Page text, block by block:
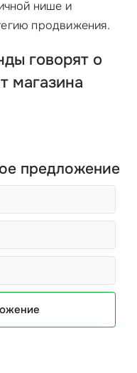
нише и
продвижения.
говорят о
магазина
предложение